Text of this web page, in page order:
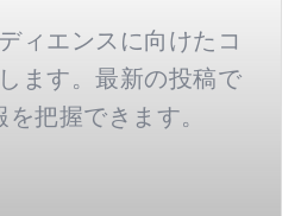
ィエンスに向けたコ
ます。最新の投稿で
把握できます。